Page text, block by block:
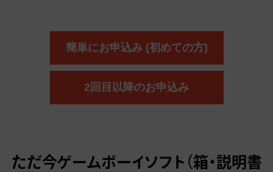
簡単にお申込み (初めての方)
2回目以降のお申込み
ただ今ゲームボーイソフト（箱・説明書